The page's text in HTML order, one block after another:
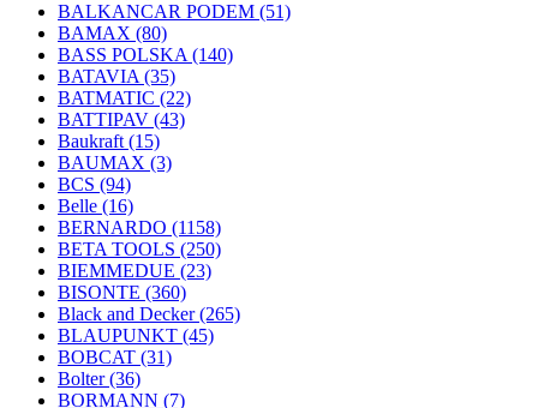
BALKANCAR PODEM (51)
BAMAX (80)
BASS POLSKA (140)
BATAVIA (35)
BATMATIC (22)
BATTIPAV (43)
Baukraft (15)
BAUMAX (3)
BCS (94)
Belle (16)
BERNARDO (1158)
BETA TOOLS (250)
BIEMMEDUE (23)
BISONTE (360)
Black and Decker(265)
BLAUPUNKT (45)
BOBCAT (31)
Bolter(36)
BORMANN (7)